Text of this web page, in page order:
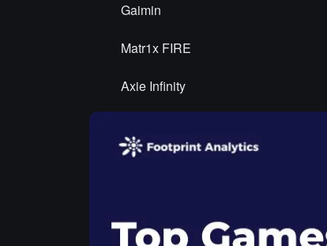
Gaimin
Matr1x FIRE
Axie Infinity